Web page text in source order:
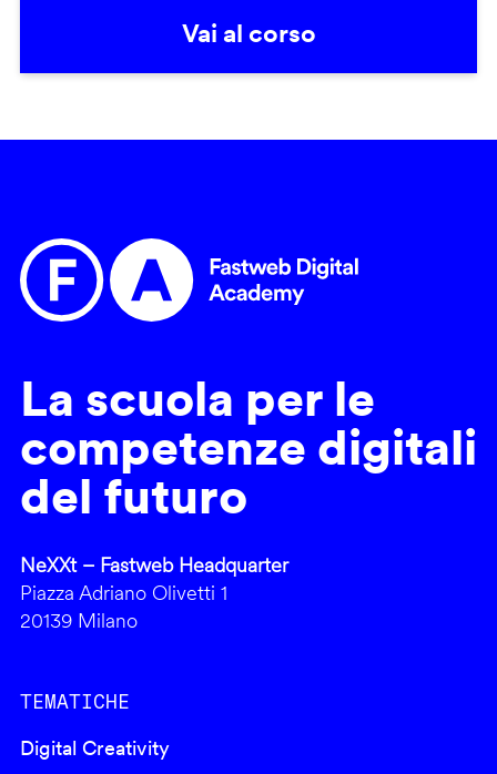
Vai al corso
La scuola per le
competenze digitali
del futuro
NeXXt – Fastweb Headquarter
Piazza Adriano Olivetti 1
20139 Milano
TEMATICHE
Digital Creativity